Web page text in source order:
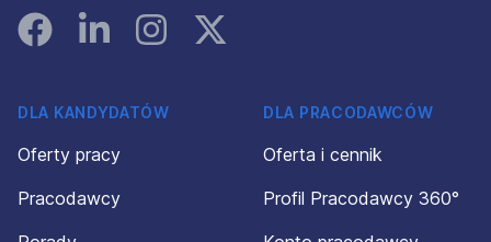
FacebookLinked InInstagramInstagram
DLA KANDYDATÓW
Oferty pracy
Pracodawcy
DLA PRACODAWCÓW
Oferta i cennik
Profil Pracodawcy 360°